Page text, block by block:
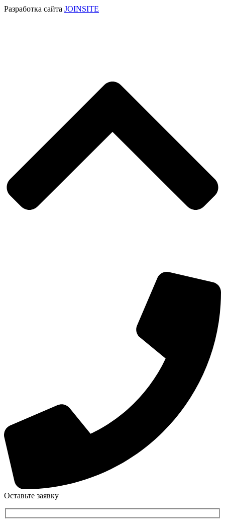
Разработка сайта JOINSITE
Оставьте заявку